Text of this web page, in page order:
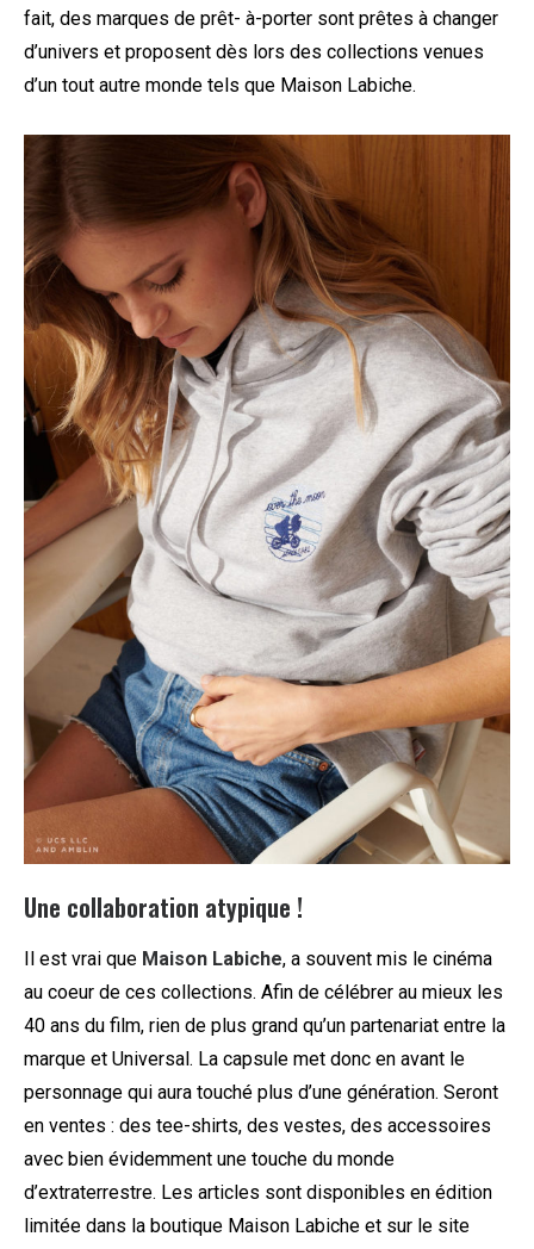
fait, des marques de prêt- à-porter sont prêtes à changer
d’univers et proposent dès lors des collections venues
d’un tout autre monde tels que Maison Labiche.
Une collaboration atypique !
Il est vrai que Maison Labiche, a souvent mis le cinéma
au coeur de ces collections. Afin de célébrer au mieux les
40 ans du film, rien de plus grand qu’un partenariat entre la
marque et Universal. La capsule met donc en avant le
personnage qui aura touché plus d’une génération. Seront
en ventes : des tee-shirts, des vestes, des accessoires
avec bien évidemment une touche du monde
d’extraterrestre. Les articles sont disponibles en édition
limitée dans la boutique Maison Labiche et sur le site